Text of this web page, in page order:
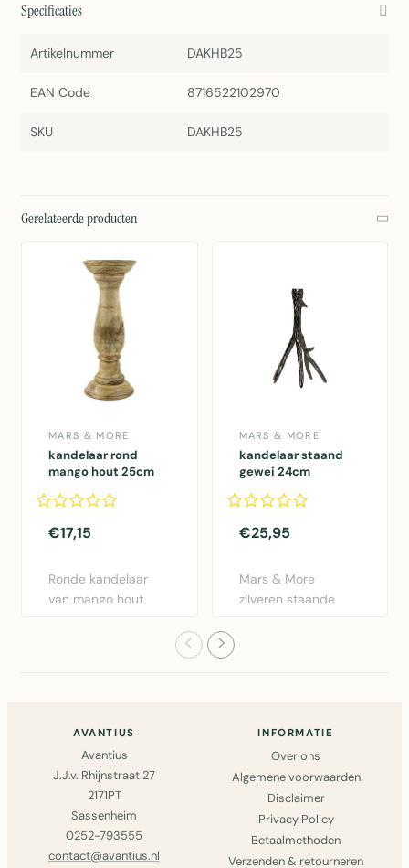
Specificaties
Artikelnummer DAKHB25
EAN Code 8716522102970
SKU DAKHB25
Gerelateerde producten
MARS & MORE
kandelaar rond
mango hout 25cm
€17,15
Ronde kandelaar
van mango hout,
MARS & MORE
kandelaar staand
gewei 24cm
€25,95
Mars & More
zilveren staande
AVANTIUS
Avantius
J.J.v. Rhijnstraat 27
2171PT
Sassenheim
0252-793555
contact@avantius.nl
INFORMATIE
Over ons
Algemene voorwaarden
Disclaimer
Privacy Policy
Betaalmethoden
Verzenden & retourneren